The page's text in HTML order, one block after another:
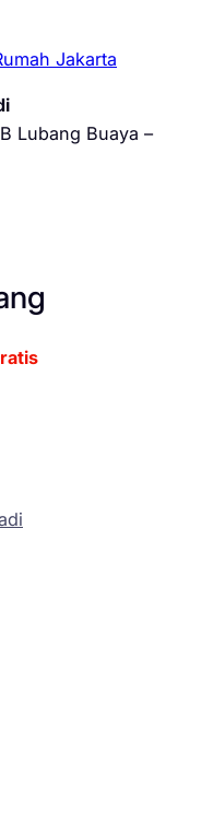
Jakarta
Lubang Buaya –